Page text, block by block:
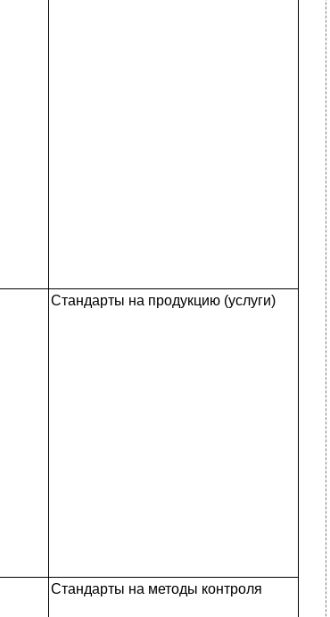
Стандарты на продукцию (услуги)
Стандарты на методы контроля